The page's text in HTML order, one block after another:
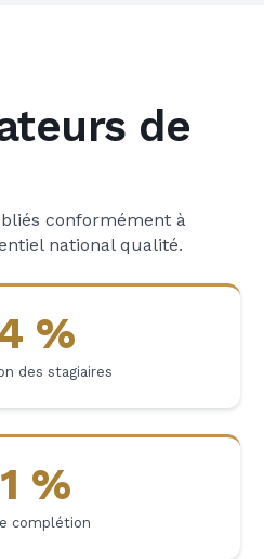
de
conformément à
national qualité.
%
des stagiaires
%
complétion